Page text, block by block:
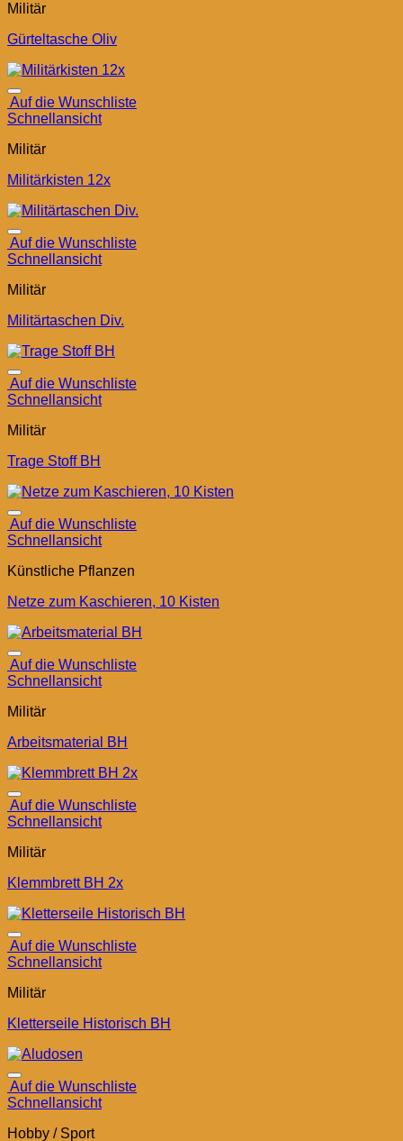
Militär
Gürteltasche Oliv
Auf die Wunschliste
Schnellansicht
Militär
Militärkisten 12x
Auf die Wunschliste
Schnellansicht
Militär
Militärtaschen Div.
Auf die Wunschliste
Schnellansicht
Militär
Trage Stoff BH
Auf die Wunschliste
Schnellansicht
Künstliche Pflanzen
Netze zum Kaschieren, 10 Kisten
Auf die Wunschliste
Schnellansicht
Militär
Arbeitsmaterial BH
Auf die Wunschliste
Schnellansicht
Militär
Klemmbrett BH 2x
Auf die Wunschliste
Schnellansicht
Militär
Kletterseile Historisch BH
Auf die Wunschliste
Schnellansicht
Hobby / Sport